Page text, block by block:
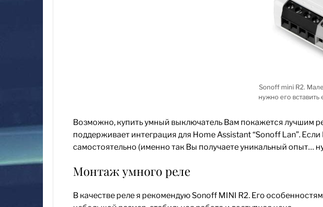
Sonoff mini R2.
нужно его
Возможно, купить умный выключатель Вам покажется лучшим
поддерживает интеграция для Home Assistant “Sonoff Lan”.
самостоятельно (именно так Вы получаете уникальный опыт…
Монтаж умного реле
В качестве реле я рекомендую Sonoff MINI R2. Его